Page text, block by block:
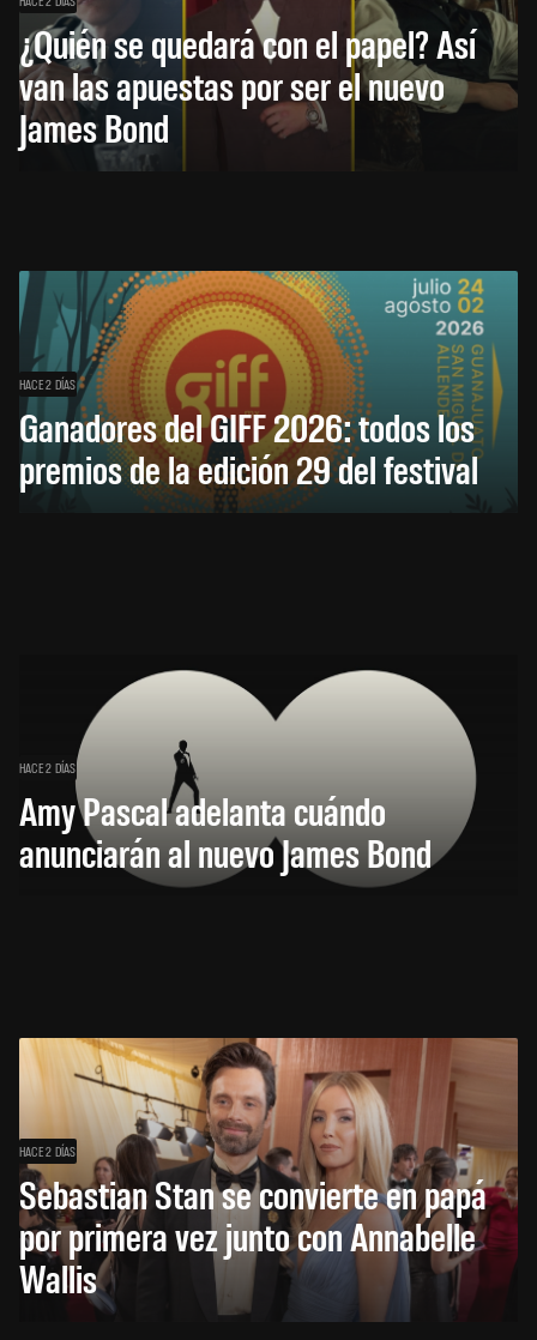
¿Quién se quedará con el papel? Así
van las apuestas por ser el nuevo
James Bond
HACE 2 DÍAS
Ganadores del GIFF 2026: todos los
premios de la edición 29 del festival
HACE 2 DÍAS
Amy Pascal adelanta cuándo
anunciarán al nuevo James Bond
HACE 2 DÍAS
Sebastian Stan se convierte en papá
por primera vez junto con Annabelle
Wallis